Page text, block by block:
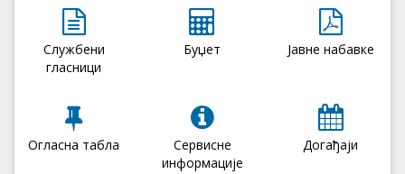
Службени
гласници
Буџет Јавне набавке
Огласна табла
Сервисне
информације
Догађаји